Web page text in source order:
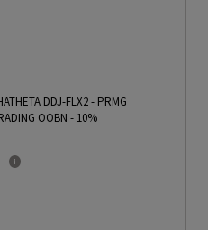
DDJ-FLX2 - PRMG
OOBN - 10%